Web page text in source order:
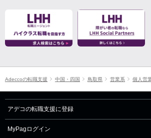
Adeccoの転職支援 中国・四国 鳥取県 営業系 個人営
アデコの転職支援に登録
MyPagログイン